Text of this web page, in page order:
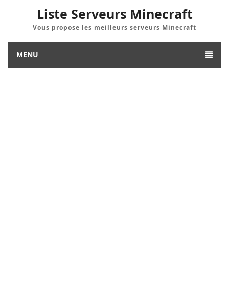
Liste Serveurs Minecraft
Vous propose les meilleurs serveurs Minecraft
MENU